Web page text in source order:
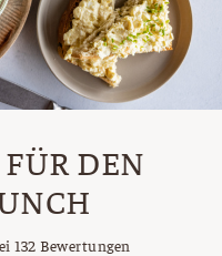
DEN
132 Bewertungen